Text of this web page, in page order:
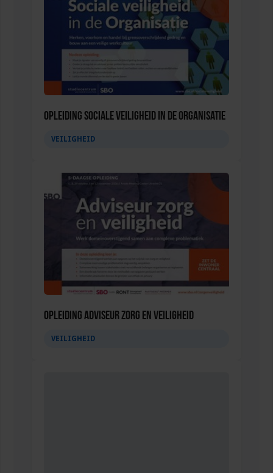
Opleiding Sociale Veiligheid in de Organisatie
VEILIGHEID
Opleiding Adviseur zorg en veiligheid
VEILIGHEID